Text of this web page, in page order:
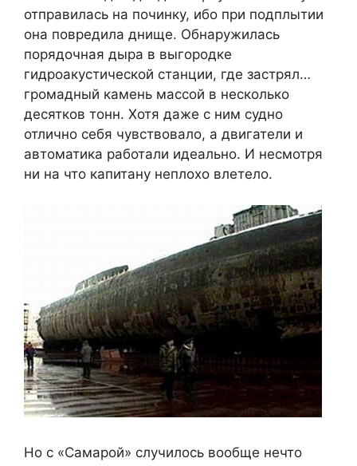
отправилась на починку, ибо при подплытии
она повредила днище. Обнаружилась
порядочная дыра в выгородке
гидроакустической станции, где застрял…
громадный камень массой в несколько
десятков тонн. Хотя даже с ним судно
отлично себя чувствовало, а двигатели и
автоматика работали идеально. И несмотря
ни на что капитану неплохо влетело.
Но с «Самарой» случилось вообще нечто